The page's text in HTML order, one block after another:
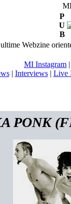
P
U
B
Webzine
MI Instagram
| Interviews| Live
PONK